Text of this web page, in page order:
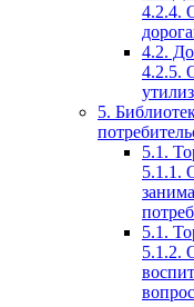
4.2.4.
4.2.
4.2.5.
5.
5.1.
5.1.1.
5.1.
5.1.2.